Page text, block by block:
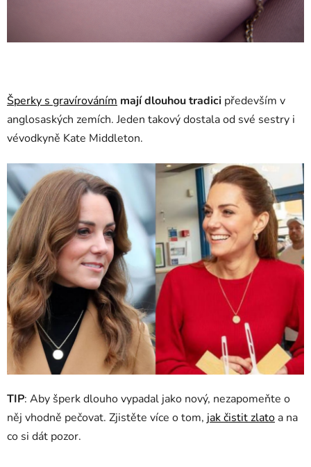
Šperky s gravírováním mají dlouhou tradici především v
anglosaských zemích. Jeden takový dostala od své sestry i
vévodkyně Kate Middleton.
TIP: Aby šperk dlouho vypadal jako nový, nezapomeňte o
něj vhodně pečovat. Zjistěte více o tom, jak čistit zlato a na
co si dát pozor.